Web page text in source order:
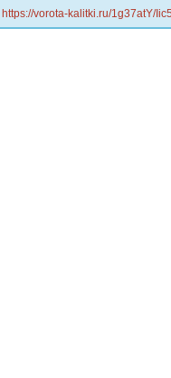
https://vorota-kalitki.ru/1g37atY/